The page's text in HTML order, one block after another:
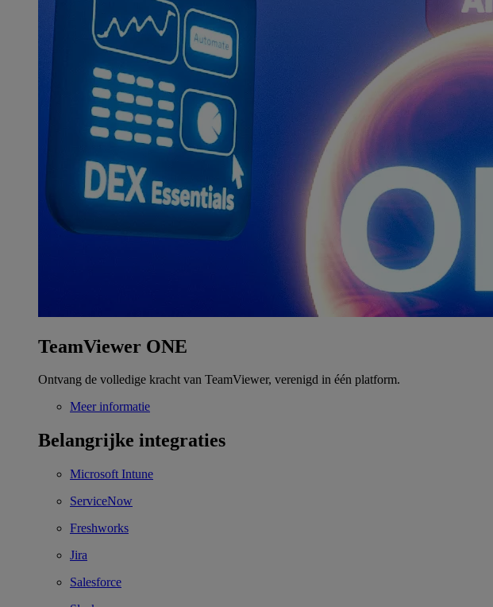
TeamViewer ONE
Ontvang de volledige kracht van TeamViewer, verenigd in één platform.
Meer informatie
Belangrijke integraties
Microsoft Intune
ServiceNow
Freshworks
Jira
Salesforce